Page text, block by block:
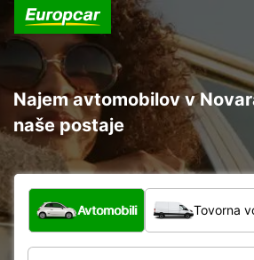
Najem avtomobilov v
naše postaje
Katera vrsta vozila?
Avtomobili Tovorna